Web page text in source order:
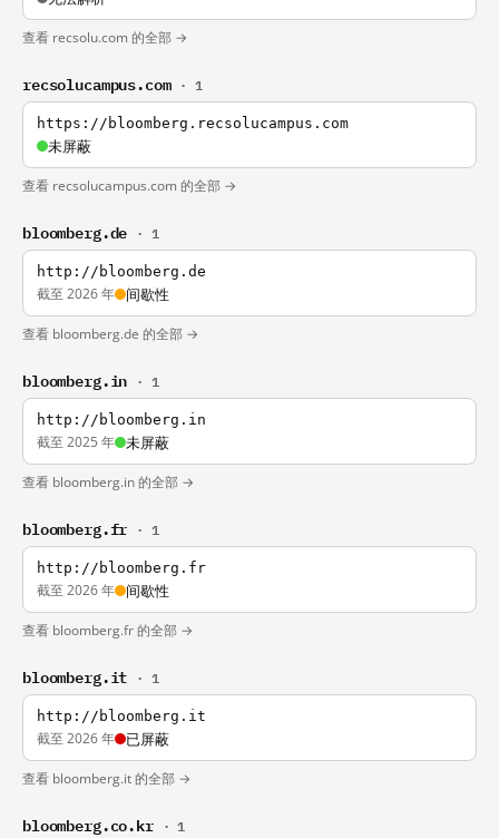
查看 recsolu.com 的全部 →
recsolucampus.com · 1
https://bloomberg.recsolucampus.com
未屏蔽
查看 recsolucampus.com 的全部 →
bloomberg.de · 1
http://bloomberg.de
截至 2026 年 间歇性
查看 bloomberg.de 的全部 →
bloomberg.in · 1
http://bloomberg.in
截至 2025 年 未屏蔽
查看 bloomberg.in 的全部 →
bloomberg.fr · 1
http://bloomberg.fr
截至 2026 年 间歇性
查看 bloomberg.fr 的全部 →
bloomberg.it · 1
http://bloomberg.it
截至 2026 年 已屏蔽
查看 bloomberg.it 的全部 →
bloomberg.co.kr · 1